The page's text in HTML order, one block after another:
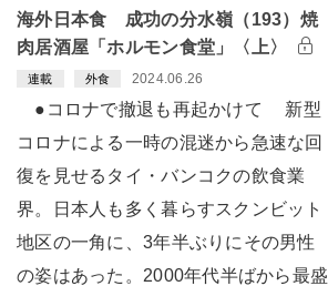
海外日本食 成功の分水嶺（193）焼
肉居酒屋「ホルモン食堂」〈上〉
連載 外食 2024.06.26
●コロナで撤退も再起かけて 新型
コロナによる一時の混迷から急速な回
復を見せるタイ・バンコクの飲食業
界。日本人も多く暮らすスクンビット
地区の一角に、3年半ぶりにその男性
の姿はあった。2000年代半ばから最盛